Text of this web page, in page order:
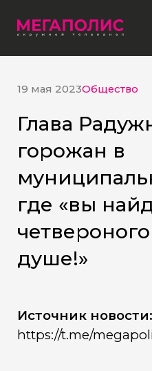
19 мая 2023Общество
Глава
горожан в
где «вы
душе!»
Источник новости:
https://t.me/